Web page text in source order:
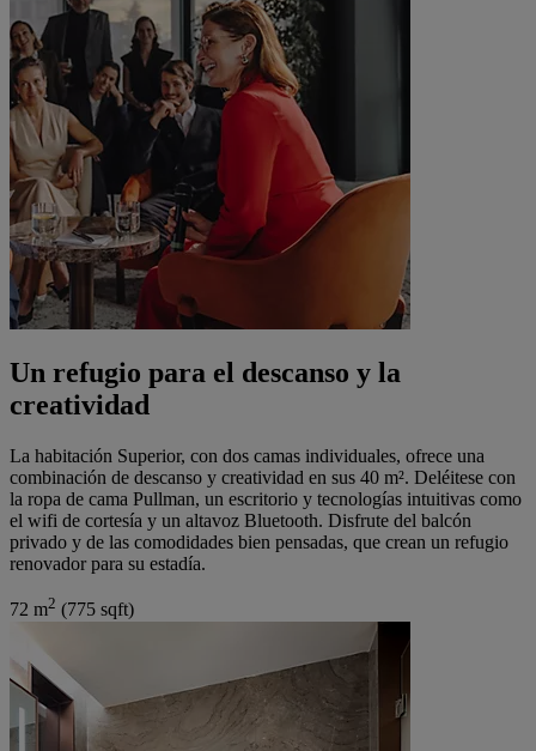
Un refugio para el descanso y la
creatividad
La habitación Superior, con dos camas individuales, ofrece una
combinación de descanso y creatividad en sus 40 m². Deléitese con
la ropa de cama Pullman, un escritorio y tecnologías intuitivas como
el wifi de cortesía y un altavoz Bluetooth. Disfrute del balcón
privado y de las comodidades bien pensadas, que crean un refugio
renovador para su estadía.
72 m2 (775 sqft)